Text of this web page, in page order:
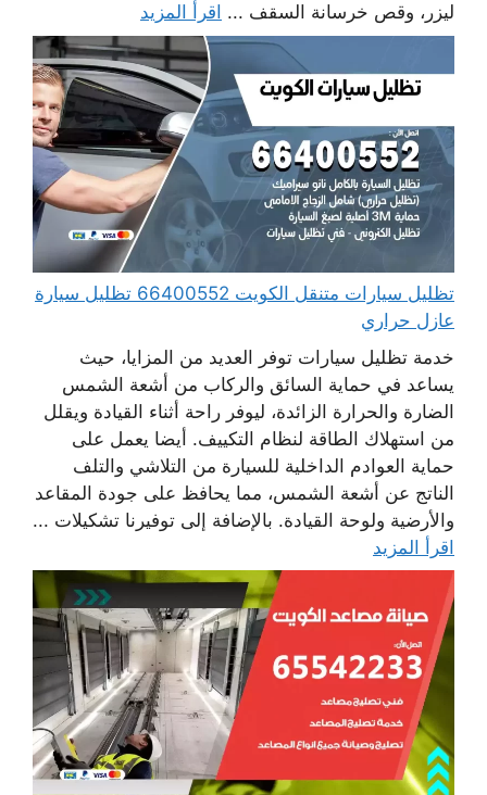
ليزر، وقص خرسانة السقف ... اقرأ المزيد
تظليل سيارات متنقل الكويت 66400552 تظليل سيارة
عازل حراري
خدمة تظليل سيارات توفر العديد من المزايا، حيث
يساعد في حماية السائق والركاب من أشعة الشمس
الضارة والحرارة الزائدة، ليوفر راحة أثناء القيادة ويقلل
من استهلاك الطاقة لنظام التكييف. أيضا يعمل على
حماية العوادم الداخلية للسيارة من التلاشي والتلف
الناتج عن أشعة الشمس، مما يحافظ على جودة المقاعد
والأرضية ولوحة القيادة. بالإضافة إلى توفيرنا تشكيلات ...
اقرأ المزيد